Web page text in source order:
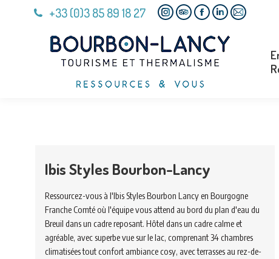
+33 (0)3 85 89 18 27
Instagram
page
opens
in
new
TripAdvisor
page
opens
in
new
Facebook
page
opens
in
new
Linkedin
page
opens
Mail
Ibis Styles Bourbon-Lancy
Ressourcez-vous à l'Ibis Styles Bourbon Lancy en Bourgogne
Franche Comté où l'équipe vous attend au bord du plan d'eau du
Breuil dans un cadre reposant. Hôtel dans un cadre calme et
agréable, avec superbe vue sur le lac, comprenant 34 chambres
climatisées tout confort ambiance cosy, avec terrasses au rez-de-